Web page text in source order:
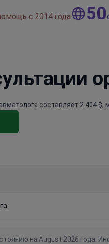
с 2014 года 50
составляет 2 404 $,
на August 2026 года.